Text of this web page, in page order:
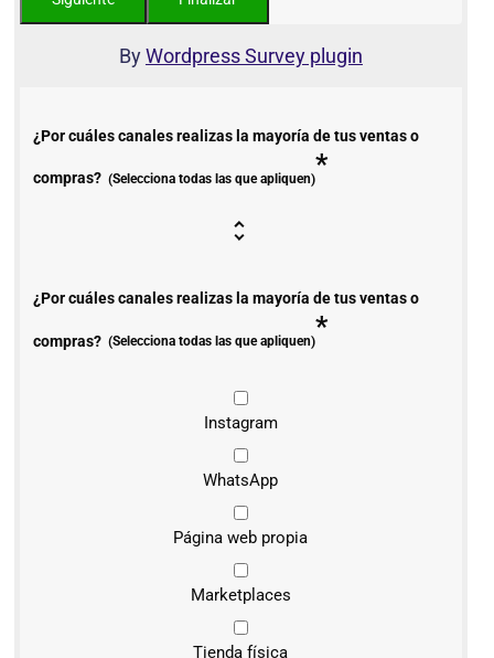
ByWordpress Survey plugin
¿Por cuáles canales realizas la mayoría de tus ventas o
compras? (Selecciona todas las que apliquen)*
¿Por cuáles canales realizas la mayoría de tus ventas o
compras? (Selecciona todas las que apliquen)*
Instagram
WhatsApp
Página web propia
Marketplaces
Tienda física